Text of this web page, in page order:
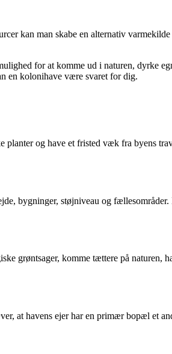
kan man skabe en alternativ
for at komme ud i naturen, dyrke
en kolonihave være svaret for dig.
og have et fristed væk fra byens
bygninger, støjniveau og
grøntsager, komme tættere på naturen,
at havens ejer har en primær bopæl et